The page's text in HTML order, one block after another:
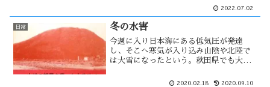
えた感じがする。地球温暖化で、能代も
うか？ムクドリは益鳥とされている
が・・
2022.07.02
日常 冬の水害
今週に入り日本海にある低気圧が発達
し、そこへ寒気が入り込み山陰や北陸で
は大雪になったという。秋田県でも大荒
模な水害が発生した。昭和２０年３月２
2020.02.18 2020.09.10